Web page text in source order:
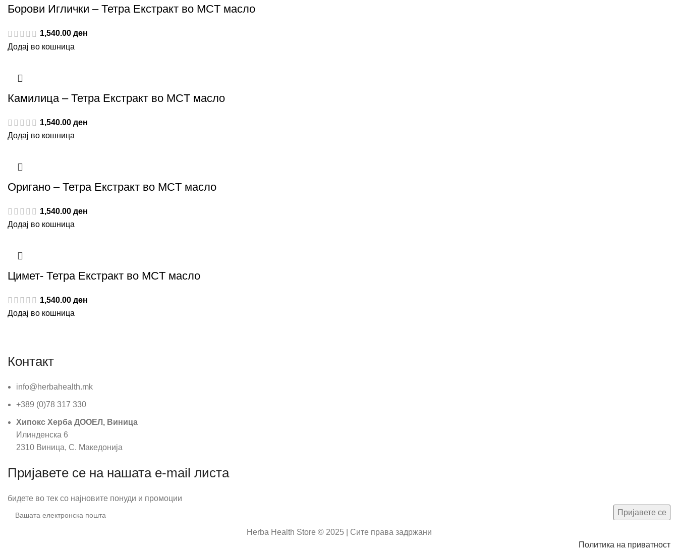
Борови Иглички – Тетра Екстракт во MCT масло
1,540.00 ден
Додај во кошница
Камилица – Тетра Екстракт во MCT масло
1,540.00 ден
Додај во кошница
Оригано – Тетра Екстракт во MCT масло
1,540.00 ден
Додај во кошница
Цимет- Тетра Екстракт во MCT масло
1,540.00 ден
Додај во кошница
Контакт
info@herbahealth.mk
+389 (0)78 317 330
Хипокс Херба ДООЕЛ, Виница
Илинденска 6
2310 Виница, С. Македонија
Пријавете се на нашата e-mail листа
бидете во тек со најновите понуди и промоции
Herba Health Store © 2025 | Сите права задржани
Политика на приватност